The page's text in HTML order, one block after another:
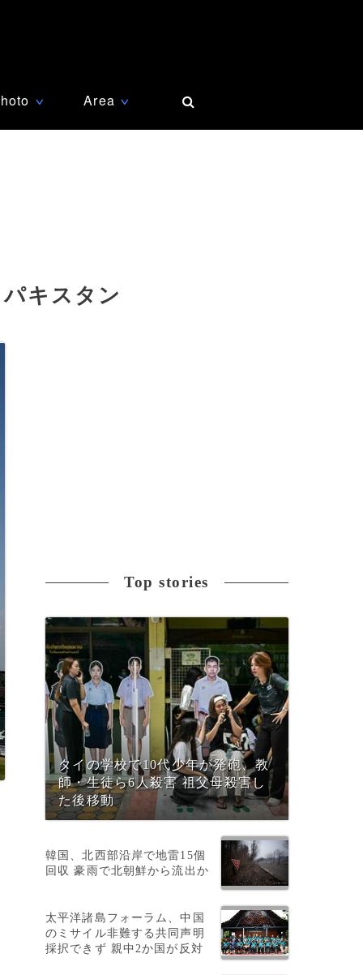
∨ Area ∨
キスタン
Top stories
タイの学校で10代少年が発砲、教
師・生徒ら6人殺害 祖父母殺害し
た後移動
韓国、北西部沿岸で地雷15個
回収 豪雨で北朝鮮から流出か
太平洋諸島フォーラム、中国
のミサイル非難する共同声明
採択できず 親中2か国が反対